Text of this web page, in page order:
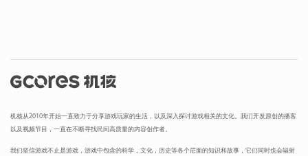
机核从2010年开始一直致力于分享游戏玩家的生活，以及深入探讨游戏相关的文化。我们开发原创的播客
以及视频节目，一直在不断寻找民间高质量的内容创作者。
我们坚信游戏不止是游戏，游戏中包含的科学，文化，历史等各个层面的知识和故事，它们同时也会辐射